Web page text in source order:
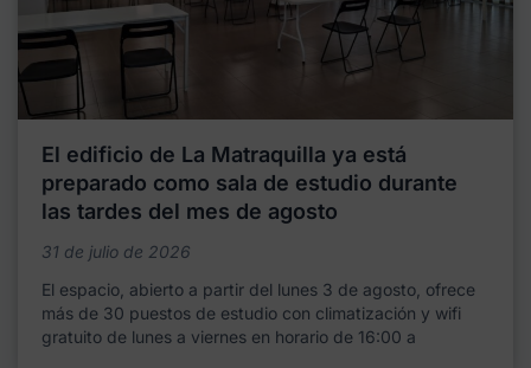
El edificio de La Matraquilla ya está
preparado como sala de estudio durante
las tardes del mes de agosto
31 de julio de 2026
El espacio, abierto a partir del lunes 3 de agosto, ofrece
más de 30 puestos de estudio con climatización y wifi
gratuito de lunes a viernes en horario de 16:00 a